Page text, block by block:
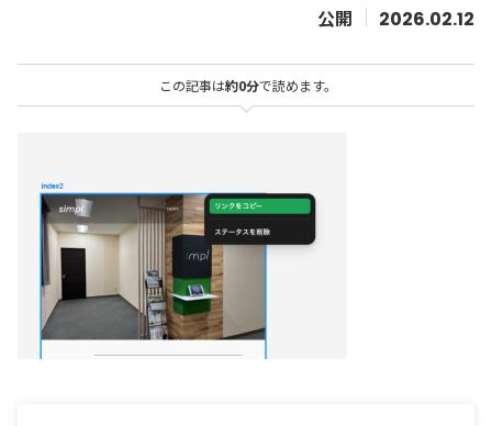
2026.02.12
この記事は約0分で読めます。